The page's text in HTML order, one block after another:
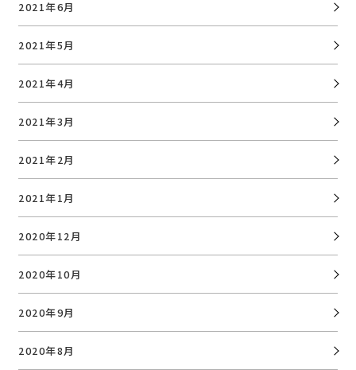
2021年6月
2021年5月
2021年4月
2021年3月
2021年2月
2021年1月
2020年12月
2020年10月
2020年9月
2020年8月